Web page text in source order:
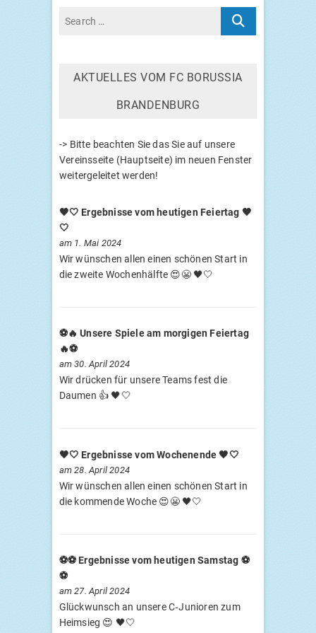
AKTU­EL­LES VOM FC BORUS­SIA
BRANDENBURG
-> Bitte beachten Sie das Sie auf unsere
Vereinsseite (Hauptseite) im neuen Fenster
weitergeleitet werden!
🖤🤍 Ergebnisse vom heutigen Feiertag 🖤
🤍
am 1. Mai 2024
Wir wünschen allen einen schönen Start in
die zweite Wochenhälfte 😍😬 🖤🤍
⚽️🔥 Unsere Spiele am morgigen Feiertag
🔥⚽️
am 30. April 2024
Wir drücken für unsere Teams fest die
Daumen 👍 🖤🤍
🖤🤍 Ergebnisse vom Wochenende 🖤🤍
am 28. April 2024
Wir wünschen allen einen schönen Start in
die kommende Woche 😍😬 🖤🤍
⚽️⚽️ Ergebnisse vom heutigen Samstag ⚽️
⚽️
am 27. April 2024
Glückwunsch an unsere C‑Junioren zum
Heimsieg 😍 🖤🤍